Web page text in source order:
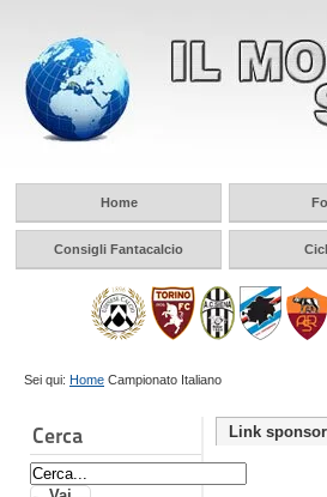
Home
Consigli Fantacalcio
Sei qui: Home Campionato Italiano
Cerca Link